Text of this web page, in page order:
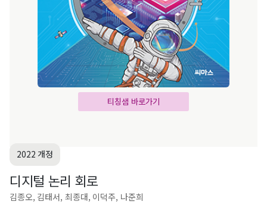
티칭샘 바로가기
2022 개정
디지털 논리 회로
김종오, 김태서, 최종대, 이덕주, 나준희